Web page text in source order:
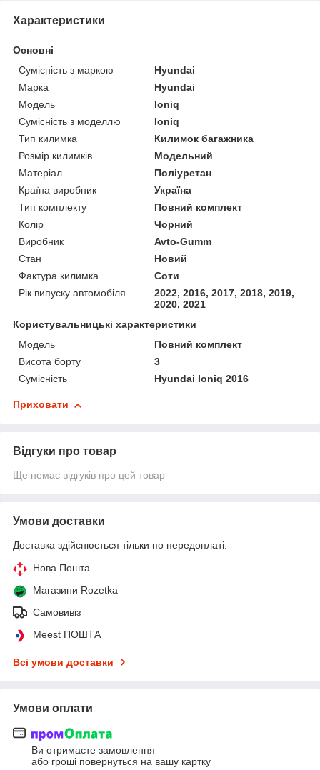
Характеристики
Основні
Сумісність з маркою
Hyundai
Марка
Hyundai
Модель
Ioniq
Сумісність з моделлю
Ioniq
Тип килимка
Килимок багажника
Розмір килимків
Модельний
Матеріал
Поліуретан
Країна виробник
Україна
Тип комплекту
Повний комплект
Колір
Чорний
Виробник
Avto-Gumm
Стан
Новий
Фактура килимка
Соти
Рік випуску автомобіля
2022, 2016, 2017, 2018, 2019,
2020, 2021
Користувальницькі характеристики
Мoдель
Повний комплект
Висота борту
3
Сумісність
Hyundai Ioniq 2016
Приховати
Відгуки про товар
Ще немає відгуків про цей товар
Умови доставки
Доставка здійснюється тільки по передоплаті.
Нова Пошта
Магазини Rozetka
Самовивіз
Meest ПОШТА
Всі умови доставки
Умови оплати
Ви отримаєте замовлення
або гроші повернуться на вашу картку